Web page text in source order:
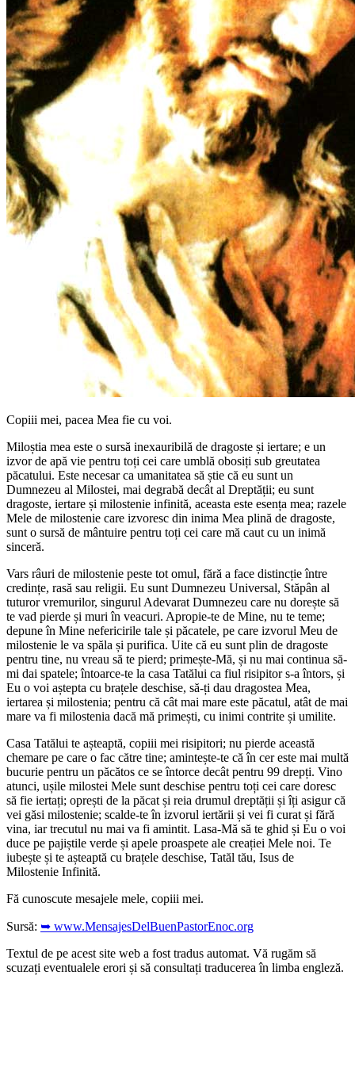
Copiii mei, pacea Mea fie cu voi.
Miloștia mea este o sursă inexauribilă de dragoste și iertare; e un
izvor de apă vie pentru toți cei care umblă obosiți sub greutatea
păcatului. Este necesar ca umanitatea să știe că eu sunt un
Dumnezeu al Milostei, mai degrabă decât al Dreptății; eu sunt
dragoste, iertare și milostenie infinită, aceasta este esența mea; razele
Mele de milostenie care izvoresc din inima Mea plină de dragoste,
sunt o sursă de mântuire pentru toți cei care mă caut cu un inimă
sinceră.
Vars râuri de milostenie peste tot omul, fără a face distincție între
credințe, rasă sau religii. Eu sunt Dumnezeu Universal, Stăpân al
tuturor vremurilor, singurul Adevarat Dumnezeu care nu dorește să
te vad pierde și muri în veacuri. Apropie-te de Mine, nu te teme;
depune în Mine nefericirile tale și păcatele, pe care izvorul Meu de
milostenie le va spăla și purifica. Uite că eu sunt plin de dragoste
pentru tine, nu vreau să te pierd; primește-Mă, și nu mai continua să-
mi dai spatele; întoarce-te la casa Tatălui ca fiul risipitor s-a întors, și
Eu o voi aștepta cu brațele deschise, să-ți dau dragostea Mea,
iertarea și milostenia; pentru că cât mai mare este păcatul, atât de mai
mare va fi milostenia dacă mă primești, cu inimi contrite și umilite.
Casa Tatălui te așteaptă, copiii mei risipitori; nu pierde această
chemare pe care o fac către tine; amintește-te că în cer este mai multă
bucurie pentru un păcătos ce se întorce decât pentru 99 drepți. Vino
atunci, ușile milostei Mele sunt deschise pentru toți cei care doresc
să fie iertați; oprești de la păcat și reia drumul dreptății și îți asigur că
vei găsi milostenie; scalde-te în izvorul iertării și vei fi curat și fără
vina, iar trecutul nu mai va fi amintit. Lasa-Mă să te ghid și Eu o voi
duce pe pajiștile verde și apele proaspete ale creației Mele noi. Te
iubește și te așteaptă cu brațele deschise, Tatăl tău, Isus de
Milostenie Infinită.
Fă cunoscute mesajele mele, copiii mei.
Sursă: ➥ www.MensajesDelBuenPastorEnoc.org
Textul de pe acest site web a fost tradus automat. Vă rugăm să
scuzați eventualele erori și să consultați traducerea în limba engleză.